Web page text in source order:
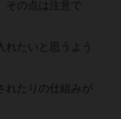
その点は注意で
たいと思うよう
れたりの仕組みが